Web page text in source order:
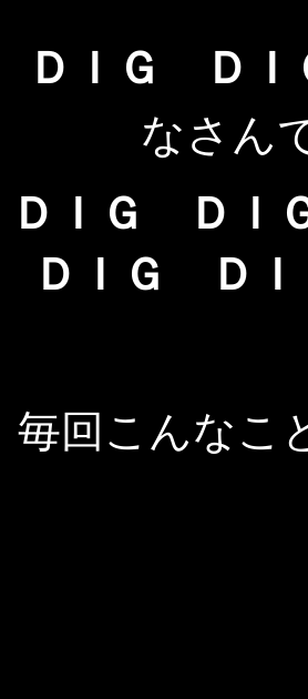
ＤＩＧ Ｄ
なさん
ＤＩＧ Ｄ
ＤＩＧ Ｄ
毎回こんなこ